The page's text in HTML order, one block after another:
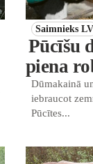
Saimnieks LV
Pūcīšu
piena
Dūmakainā
iebraucot
Pūcītes...